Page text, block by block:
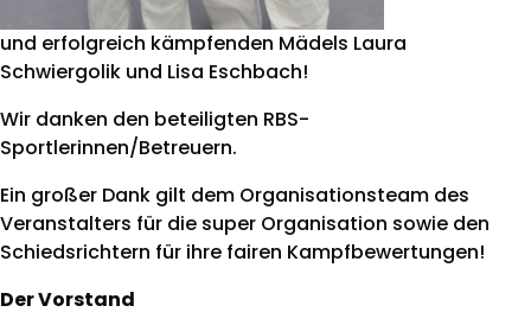
und erfolgreich kämpfenden Mädels Laura
Schwiergolik und Lisa Eschbach!
Wir danken den beteiligten RBS-
Sportlerinnen/Betreuern.
Ein großer Dank gilt dem Organisationsteam des
Veranstalters für die super Organisation sowie den
Schiedsrichtern für ihre fairen Kampfbewertungen!
Der Vorstand